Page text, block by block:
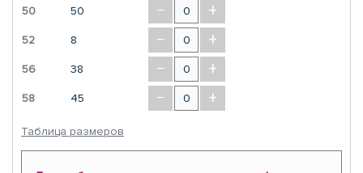
50 50 − +
52 8 − +
56 38 − +
58 45 − +
Таблица размеров